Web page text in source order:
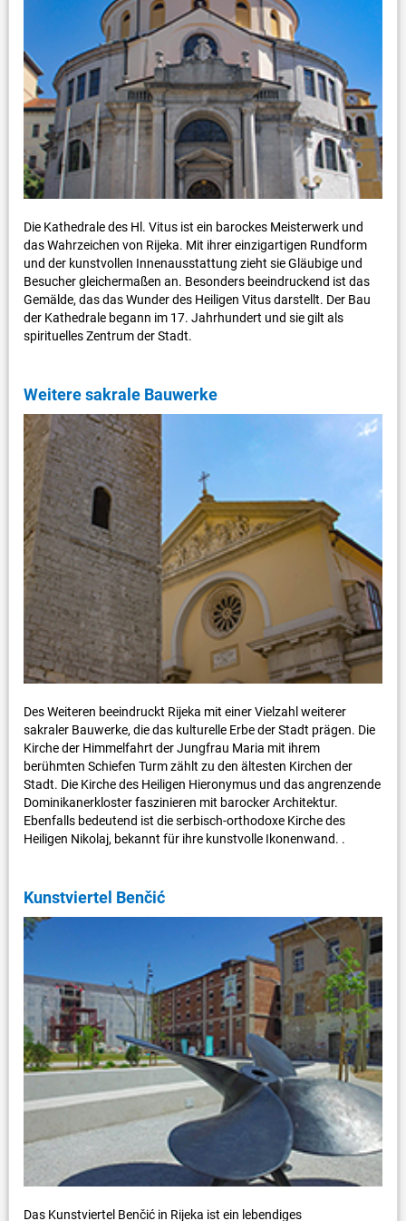
Die Kathedrale des Hl. Vitus ist ein barockes Meisterwerk und
das Wahrzeichen von Rijeka. Mit ihrer einzigartigen Rundform
und der kunstvollen Innenausstattung zieht sie Gläubige und
Besucher gleichermaßen an. Besonders beeindruckend ist das
Gemälde, das das Wunder des Heiligen Vitus darstellt. Der Bau
der Kathedrale begann im 17. Jahrhundert und sie gilt als
spirituelles Zentrum der Stadt.
Weitere sakrale Bauwerke
Des Weiteren beeindruckt Rijeka mit einer Vielzahl weiterer
sakraler Bauwerke, die das kulturelle Erbe der Stadt prägen. Die
Kirche der Himmelfahrt der Jungfrau Maria mit ihrem
berühmten Schiefen Turm zählt zu den ältesten Kirchen der
Stadt. Die Kirche des Heiligen Hieronymus und das angrenzende
Dominikanerkloster faszinieren mit barocker Architektur.
Ebenfalls bedeutend ist die serbisch-orthodoxe Kirche des
Heiligen Nikolaj, bekannt für ihre kunstvolle Ikonenwand. .
Kunstviertel Benčić
Das Kunstviertel Benčić in Rijeka ist ein lebendiges